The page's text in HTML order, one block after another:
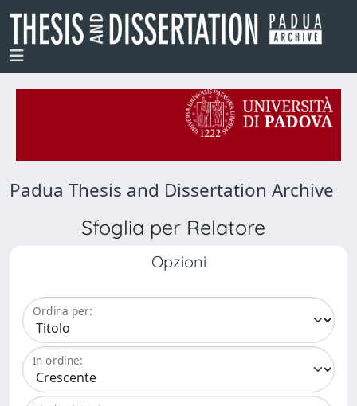
Padua Thesis and Dissertation Archive
Sfoglia per Relatore
Opzioni
Ordina per:
In ordine: